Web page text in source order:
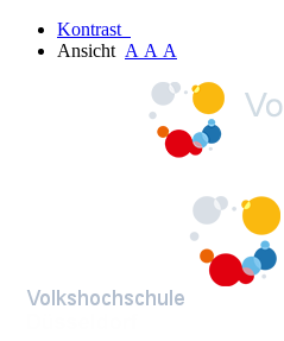
Kontrast
Ansicht A A A